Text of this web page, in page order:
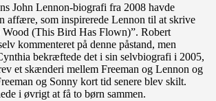
John Lennon-biografi fra 2008 havde
affære, som inspirerede Lennon til at skrive
Wood (This Bird Has Flown)”. Robert
kommenteret på denne påstand, men
bekræftede det i sin selvbiografi i 2005,
et skænderi mellem Freeman og Lennon og
og Sonny kort tid senere blev skilt.
i øvrigt at få to børn sammen.